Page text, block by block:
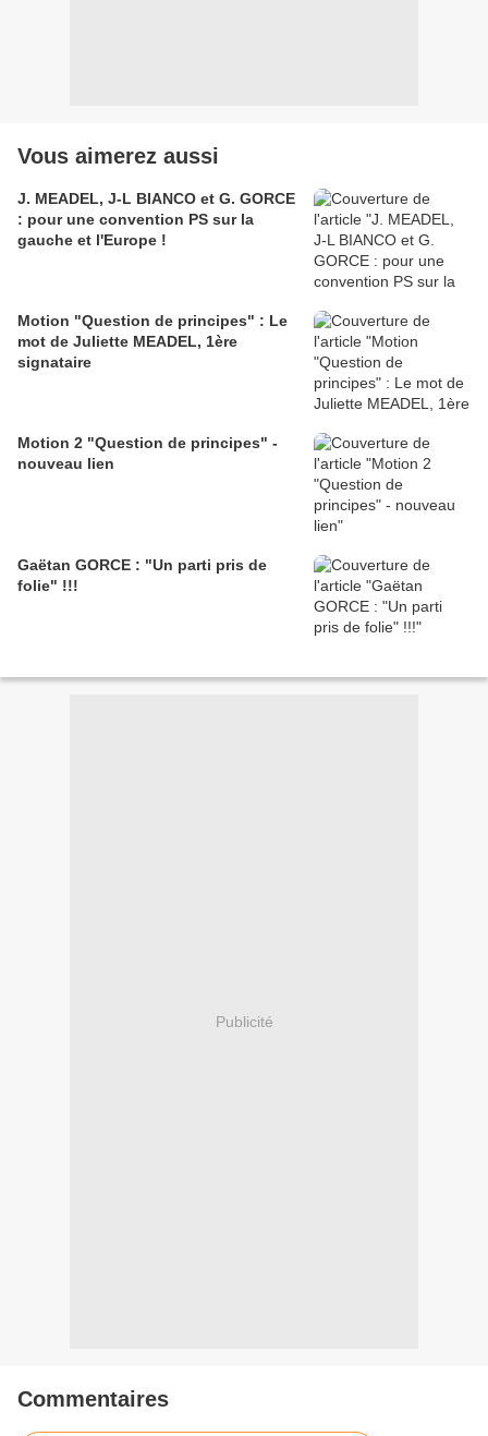
Vous aimerez aussi
J. MEADEL, J-L BIANCO et G. GORCE
: pour une convention PS sur la
gauche et l'Europe !
Motion "Question de principes" : Le
mot de Juliette MEADEL, 1ère
signataire
Motion 2 "Question de principes" -
nouveau lien
Gaëtan GORCE : "Un parti pris de
folie" !!!
Publicité
Commentaires